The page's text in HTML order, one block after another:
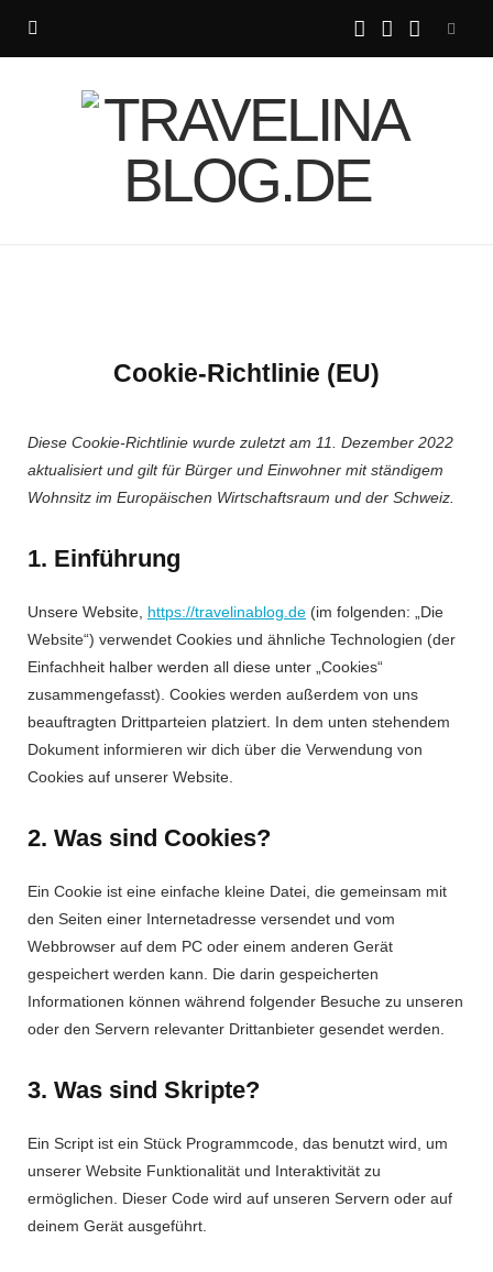
I
s
t
r
P L
Cookie-Richtlinie (EU)
Diese Cookie-Richtlinie wurde zuletzt am 11. Dezember 2022
aktualisiert und gilt für Bürger und Einwohner mit ständigem
Wohnsitz im Europäischen Wirtschaftsraum und der Schweiz.
1. Einführung
Unsere Website, https://travelinablog.de (im folgenden: „Die
Website“) verwendet Cookies und ähnliche Technologien (der
Einfachheit halber werden all diese unter „Cookies“
zusammengefasst). Cookies werden außerdem von uns
beauftragten Drittparteien platziert. In dem unten stehendem
Dokument informieren wir dich über die Verwendung von
Cookies auf unserer Website.
2. Was sind Cookies?
Ein Cookie ist eine einfache kleine Datei, die gemeinsam mit
den Seiten einer Internetadresse versendet und vom
Webbrowser auf dem PC oder einem anderen Gerät
gespeichert werden kann. Die darin gespeicherten
Informationen können während folgender Besuche zu unseren
oder den Servern relevanter Drittanbieter gesendet werden.
3. Was sind Skripte?
Ein Script ist ein Stück Programmcode, das benutzt wird, um
unserer Website Funktionalität und Interaktivität zu
ermöglichen. Dieser Code wird auf unseren Servern oder auf
deinem Gerät ausgeführt.